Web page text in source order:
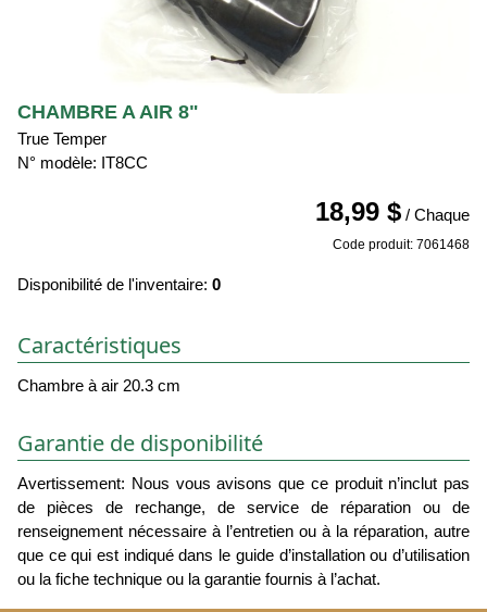
CHAMBRE A AIR 8"
True Temper
N° modèle: IT8CC
18,99 $ / Chaque
Code produit: 7061468
Disponibilité de l'inventaire: 0
Caractéristiques
Chambre à air 20.3 cm
Garantie de disponibilité
Avertissement: Nous vous avisons que ce produit n’inclut pas
de pièces de rechange, de service de réparation ou de
renseignement nécessaire à l’entretien ou à la réparation, autre
que ce qui est indiqué dans le guide d’installation ou d’utilisation
ou la fiche technique ou la garantie fournis à l’achat.